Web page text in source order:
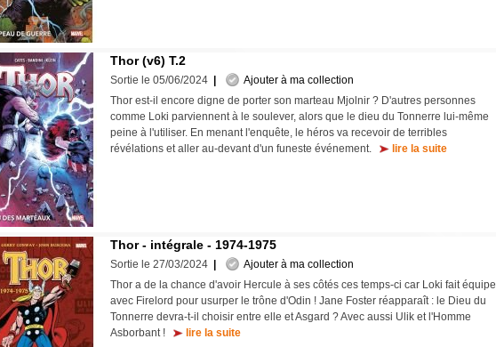
Thor (v6) T.2
Sortie le 05/06/2024
Ajouter à ma collection
Thor est-il encore digne de porter son marteau Mjolnir ? D'autres personnes
comme Loki parviennent à le soulever, alors que le dieu du Tonnerre lui-même
peine à l'utiliser. En menant l'enquête, le héros va recevoir de terribles
révélations et aller au-devant d'un funeste événement.
lire la suite
Thor - intégrale - 1974-1975
Sortie le 27/03/2024
Ajouter à ma collection
Thor a de la chance d'avoir Hercule à ses côtés ces temps-ci car Loki fait équipe
avec Firelord pour usurper le trône d'Odin ! Jane Foster réapparaît : le Dieu du
Tonnerre devra-t-il choisir entre elle et Asgard ? Avec aussi Ulik et l'Homme
Asborbant !
lire la suite